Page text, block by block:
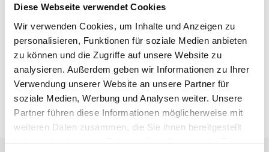
Diese Webseite verwendet Cookies
Wir verwenden Cookies, um Inhalte und Anzeigen zu
personalisieren, Funktionen für soziale Medien anbieten
zu können und die Zugriffe auf unsere Website zu
analysieren. Außerdem geben wir Informationen zu Ihrer
Verwendung unserer Website an unsere Partner für
soziale Medien, Werbung und Analysen weiter. Unsere
Partner führen diese Informationen möglicherweise mit
weiteren Daten zusammen, die Sie ihnen bereitgestellt
haben oder die sie im Rahmen Ihrer Nutzung der Dienste
Wärmepumpe
Neben- und Verbrauchskosten
Die aktuellen Verbrauchskosten finden Sie im
nächsten Schritt im Buchungsformular.